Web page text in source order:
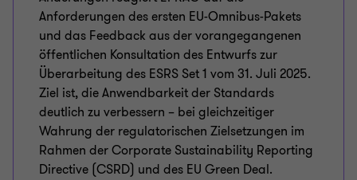
Anforderungen des ersten EU-Omnibus-Pakets
und das Feedback aus der vorangegangenen
öffentlichen Konsultation des Entwurfs zur
Überarbeitung des ESRS Set 1 vom 31. Juli 2025.
Ziel ist, die Anwendbarkeit der Standards
deutlich zu verbessern – bei gleichzeitiger
Wahrung der regulatorischen Zielsetzungen im
Rahmen der Corporate Sustainability Reporting
Directive (CSRD) und des EU Green Deal.